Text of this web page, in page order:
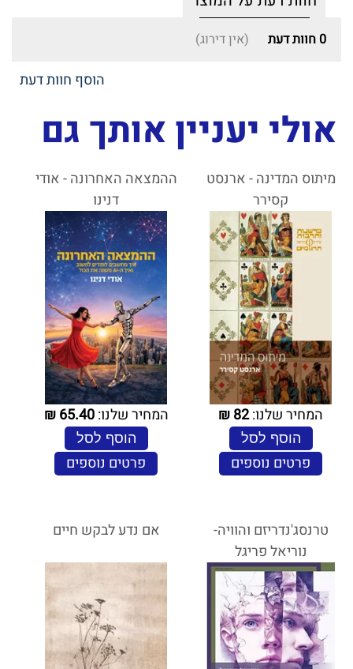
0 חוות דעת (אין דירוג)
הוסף חוות דעת
אולי יעניין אותך גם
מיתוס המדינה - ארנסט
קסירר
המחיר שלנו:82
₪
הוסף לסל
פרטים נוספים
ההמצאה האחרונה - אודי
דנינו
המחיר שלנו:65.40
₪
הוסף לסל
פרטים נוספים
טרנסג'נדריזם והוויה-
נוריאל פריגל
אם נדע לבקש חיים